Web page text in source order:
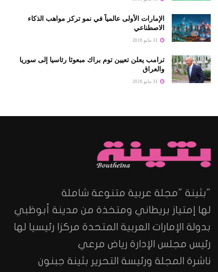
الإمارات الأولى عالمياً في نمو تركز مواهب الذكاء
الاصطناعي
ترامب يعلن تعيين توم براك مبعوثا رئاسيا إلى سوريا
والعراق
"بثينة "مجلة عربية متنوعة شاملة
لها إمتياز بريطاني ومتخذة من مدينة أبوظبي
بدولة الإمارات العربية المتحدة مركزا رئيسيا لها
رئيس مجلس الإدارة رياض مرعي
ناشرة المجلة ورئيسة التحرير بثينة جبنون